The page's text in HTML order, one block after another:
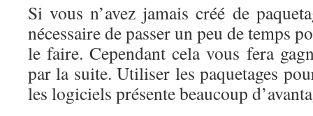
Si vous n’avez jamais créé de
nécessaire de passer un peu de temps
le faire. Cependant cela vous fera
par la suite. Utiliser les paquetages
les logiciels présente beaucoup